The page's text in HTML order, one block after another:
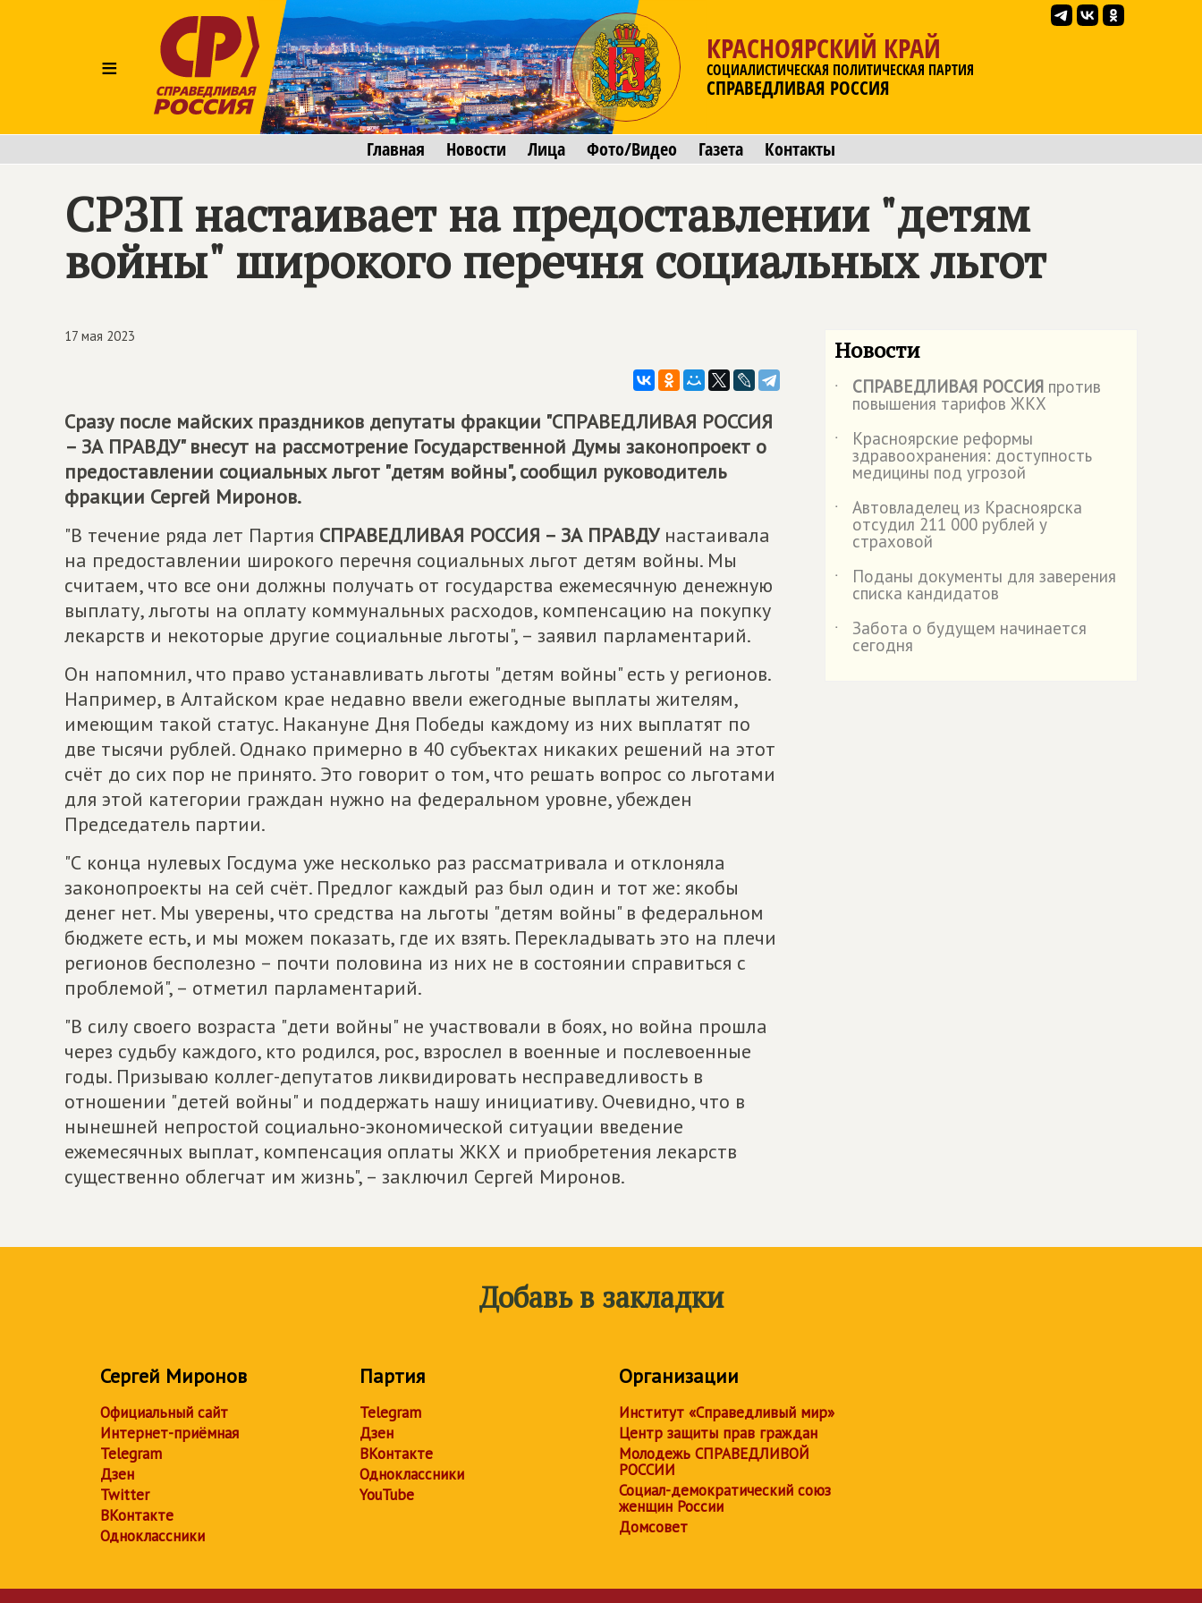
≡
КРАСНОЯРСКИЙ КРАЙ
СОЦИАЛИСТИЧЕСКАЯ ПОЛИТИЧЕСКАЯ ПАРТИЯ
СПРАВЕДЛИВАЯ РОССИЯ
Главная Новости Лица Фото/Видео Газета Контакты
СРЗП настаивает на предоставлении "детям
войны" широкого перечня социальных льгот
17 мая 2023
Сразу после майских праздников депутаты фракции "СПРАВЕДЛИВАЯ РОССИЯ
– ЗА ПРАВДУ" внесут на рассмотрение Государственной Думы законопроект о
предоставлении социальных льгот "детям войны", сообщил руководитель
фракции Сергей Миронов.
"В течение ряда лет Партия СПРАВЕДЛИВАЯ РОССИЯ – ЗА ПРАВДУнастаивала
на предоставлении широкого перечня социальных льгот детям войны. Мы
считаем, что все они должны получать от государства ежемесячную денежную
выплату, льготы на оплату коммунальных расходов, компенсацию на покупку
лекарств и некоторые другие социальные льготы", – заявил парламентарий.
Он напомнил, что право устанавливать льготы "детям войны" есть у регионов.
Например, в Алтайском крае недавно ввели ежегодные выплаты жителям,
имеющим такой статус. Накануне Дня Победы каждому из них выплатят по
две тысячи рублей. Однако примерно в 40 субъектах никаких решений на этот
счёт до сих пор не принято. Это говорит о том, что решать вопрос со льготами
для этой категории граждан нужно на федеральном уровне, убежден
Председатель партии.
"С конца нулевых Госдума уже несколько раз рассматривала и отклоняла
законопроекты на сей счёт. Предлог каждый раз был один и тот же: якобы
денег нет. Мы уверены, что средства на льготы "детям войны" в федеральном
бюджете есть, и мы можем показать, где их взять. Перекладывать это на плечи
регионов бесполезно – почти половина из них не в состоянии справиться с
проблемой", – отметил парламентарий.
"В силу своего возраста "дети войны" не участвовали в боях, но война прошла
через судьбу каждого, кто родился, рос, взрослел в военные и послевоенные
годы. Призываю коллег-депутатов ликвидировать несправедливость в
отношении "детей войны" и поддержать нашу инициативу. Очевидно, что в
нынешней непростой социально-экономической ситуации введение
ежемесячных выплат, компенсация оплаты ЖКХ и приобретения лекарств
существенно облегчат им жизнь", – заключил Сергей Миронов.
Новости
˙ СПРАВЕДЛИВАЯ РОССИЯ против
повышения тарифов ЖКХ
˙
Красноярские реформы
здравоохранения: доступность
медицины под угрозой
˙
Автовладелец из Красноярска
отсудил 211 000 рублей у
страховой
˙
️Поданы документы для заверения
списка кандидатов
˙
Забота о будущем начинается
сегодня
Добавь в закладки
Сергей Миронов
Официальный сайт
Интернет-приёмная
Telegram
Дзен
Twitter
ВКонтакте
Одноклассники
Партия
Telegram
Дзен
ВКонтакте
Одноклассники
YouTube
Организации
Институт «Справедливый мир»
Центр защиты прав граждан
Молодежь СПРАВЕДЛИВОЙ
РОССИИ
Социал-демократический союз
женщин России
Домсовет